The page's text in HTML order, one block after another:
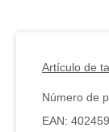
Artículo de
Número de
EAN: